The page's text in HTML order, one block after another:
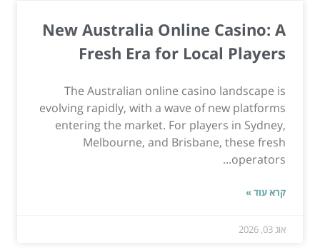
New Australia Online Casino: A
Fresh Era for Local Players
The Australian online casino landscape is
evolving rapidly, with a wave of new platforms
entering the market. For players in Sydney,
Melbourne, and Brisbane, these fresh
operators...
קרא עוד »
אוג 03, 2026